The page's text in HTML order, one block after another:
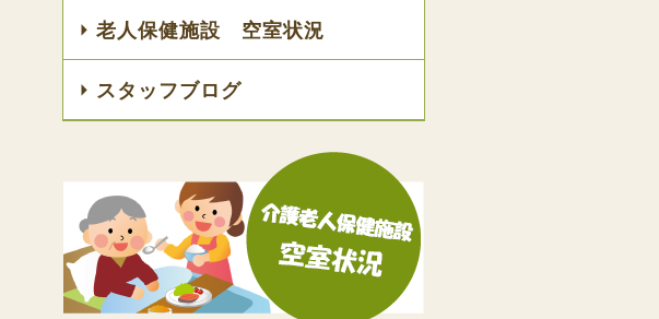
老人保健施設 空室状況
スタッフブログ